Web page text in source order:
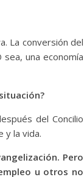
La conversión del
una economía
del Concilio
y la vida.
Pero
u otros no